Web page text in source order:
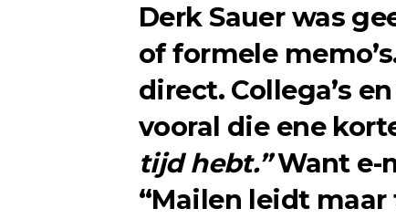
Derk Sauer was
of formele
direct. Collega’s
vooral die ene
tijd hebt.”Want e-
“Mailen leidt